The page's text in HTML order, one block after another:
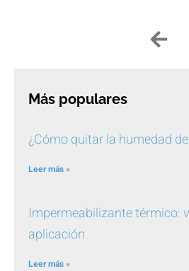
Más populares
¿Cómo quitar la humedad
Leer más »
Impermeabilizante térmico:
aplicación
Leer más »